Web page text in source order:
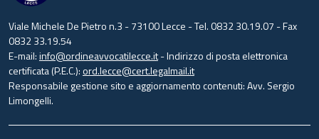
Viale Michele De Pietro n.3 - 73100 Lecce - Tel. 0832 30.19.07 - Fax
0832 33.19.54
E-mail:info@ordineavvocatilecce.it- Indirizzo di posta elettronica
certificata (P.E.C.):ord.lecce@cert.legalmail.it
Responsabile gestione sito e aggiornamento contenuti: Avv. Sergio
Limongelli.